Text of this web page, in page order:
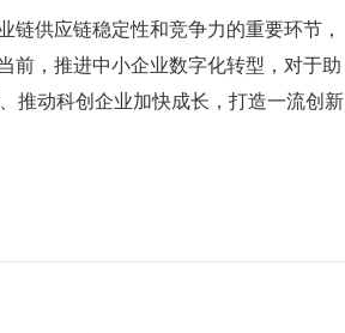
链供应链稳定性和竞争力的重要环节，
前，推进中小企业数字化转型，对于助
推动科创企业加快成长，打造一流创新